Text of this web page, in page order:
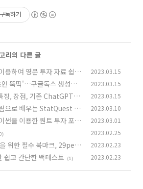
구독하기
리의 다른 글
용하여 영문 투자 자료 쉽게
2023.03.15
뚝딱'…구글독스 생성형A
2023.03.15
, 장점, 기존 ChatGPT와
2023.03.15
으로 배우는 StatQuest 머
2023.03.10
을 이용한 퀀트 투자 포트
2023.03.01
2023.02.25
위한 필수 북마크, 29per.
2023.02.23
고 간단한 백테스트 (1) 2023.02.23